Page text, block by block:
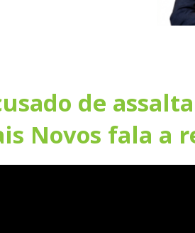
de
Novos fala a